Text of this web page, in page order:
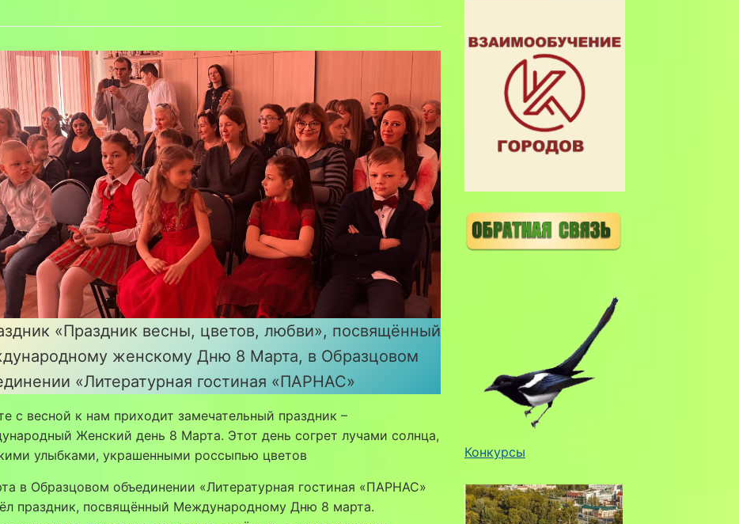
«Праздник весны, цветов, любви», посвящённый
женскому Дню 8 Марта, в Образцовом
«Литературная гостиная «ПАРНАС»
с весной к нам приходит замечательный праздник –
Женский день 8 Марта. Этот день согрет лучами солнца,
улыбками, украшенными россыпью цветов
в Образцовом объединении «Литературная гостиная «ПАРНАС»
праздник, посвящённый Международному Дню 8 марта.
Конкурсы